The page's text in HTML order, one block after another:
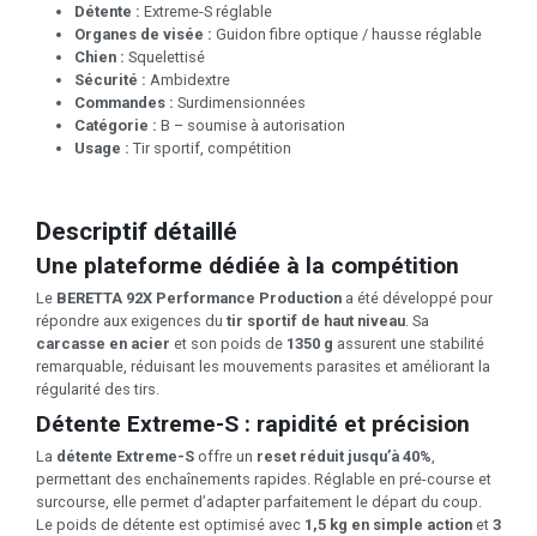
Détente : Extreme-S réglable
Organes de visée : Guidon fibre optique / hausse réglable
Chien : Squelettisé
Sécurité : Ambidextre
Commandes : Surdimensionnées
Catégorie : B – soumise à autorisation
Usage : Tir sportif, compétition
Descriptif détaillé
Une plateforme dédiée à la compétition
Le BERETTA 92X Performance Production a été développé pour
répondre aux exigences du tir sportif de haut niveau. Sa
carcasse en acier et son poids de 1350 g assurent une stabilité
remarquable, réduisant les mouvements parasites et améliorant la
régularité des tirs.
Détente Extreme-S : rapidité et précision
La détente Extreme-S offre un reset réduit jusqu’à 40%
permettant des enchaînements rapides. Réglable en pré-course et
surcourse, elle permet d’adapter parfaitement le départ du coup.
Le poids de détente est optimisé avec 1,5 kg en simple action et 3